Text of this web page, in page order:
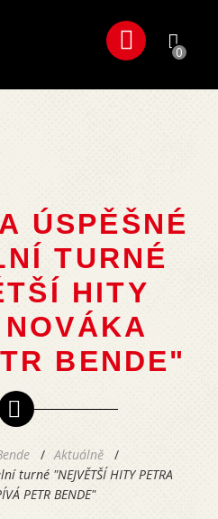
0
ÚSPĚŠNÉ
TURNÉ
HITY
BENDE"
Aktuálně
turné "NEJVĚTŠÍ HITY PETRA
PETR BENDE"